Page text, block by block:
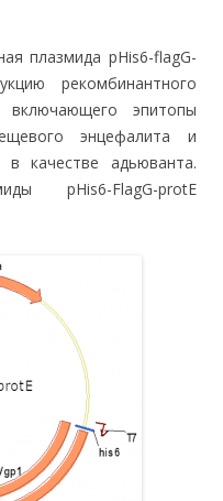
плазмида pHis6-flagG-
рекомбинантного
включающего эпитопы
энцефалита и
в качестве адьюванта.
pHis6-FlagG-protE